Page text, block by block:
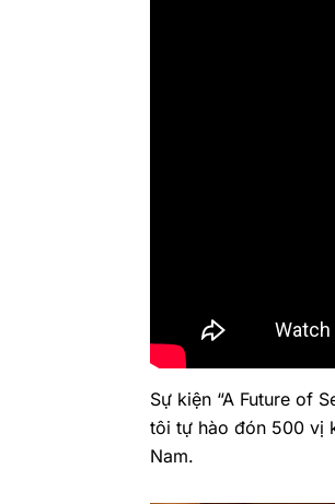
Sự kiện “A Future of
tôi tự hào đón 500 vị
Nam.